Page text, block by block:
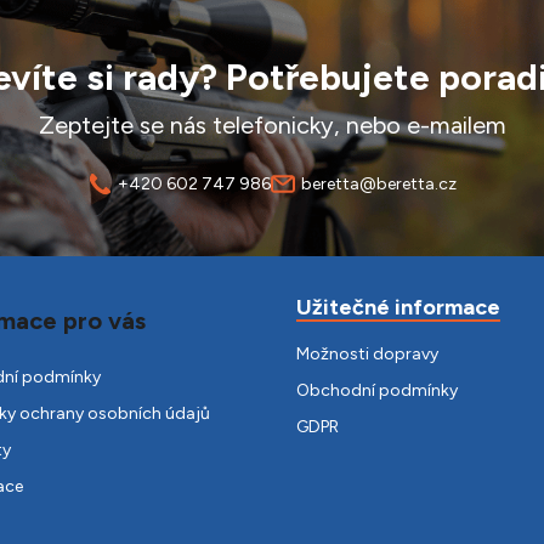
si rady? Potřebujete
Zeptejte se nás telefonicky, nebo e-mailem
+420 602 747 986 beretta@beretta.cz
pro vás
podmínky
ochrany osobních údajů
Užitečné informace
Možnosti dopravy
Obchodní podmínky
GDPR